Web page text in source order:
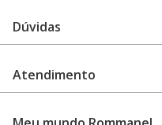
Dúvidas
Guia de medidas
Como configurar meu relógio
Atendimento